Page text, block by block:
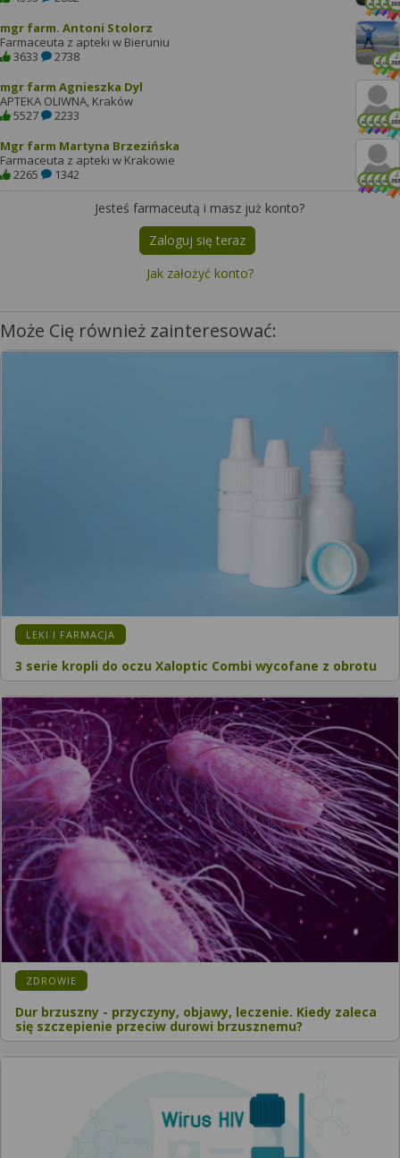
mgr farm. Antoni Stolorz
Farmaceuta z apteki w Bieruniu
3633
2738
mgr farm Agnieszka Dyl
APTEKA OLIWNA, Kraków
5527
2233
Mgr farm Martyna Brzezińska
Farmaceuta z apteki w Krakowie
2265
1342
Jesteś farmaceutą i masz już konto?
Zaloguj się teraz
Jak założyć konto?
Może Cię również zainteresować:
LEKI I FARMACJA
3 serie kropli do oczu Xaloptic Combi wycofane z obrotu
ZDROWIE
Dur brzuszny - przyczyny, objawy, leczenie. Kiedy zaleca
się szczepienie przeciw durowi brzusznemu?